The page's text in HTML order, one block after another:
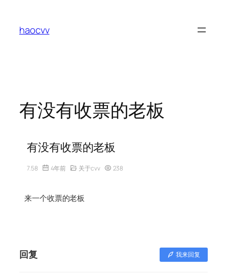
haocvv
有没有收票的老板
有没有收票的老板
7.58 4年前 关于cvv 238
来一个收票的老板
回复 我来回复